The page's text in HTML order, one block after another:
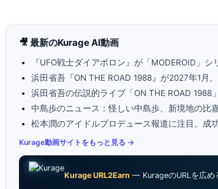
🎥 最新のKurage AI動画
『UFO戦士ダイアポロン』が「MODEROID」
浜田省吾『ON THE ROAD 1988』が2027年1月
浜田省吾の伝説的ライブ「ON THE ROAD 1988
中島歩のニュース：怪しい中島歩、新境地の比
松本潤のアイドルプロデュース報道に注目。成
Kurage動画サイトをもっと見る →
Kurage URL2Earn — KurageのURLを広め